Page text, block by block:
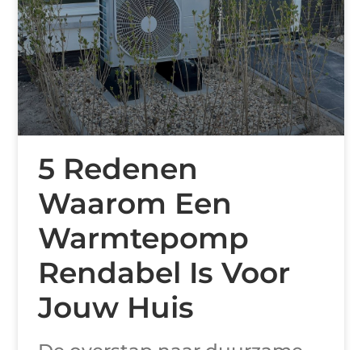
5 Redenen
Waarom Een
Warmtepomp
Rendabel Is Voor
Jouw Huis